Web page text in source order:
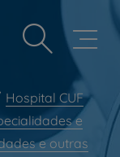
Hospital CUF
e
e outras